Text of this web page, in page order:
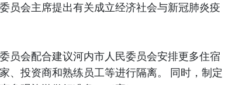
员会主席提出有关成立经济社会与新冠肺炎疫
员会配合建议河内市人民委员会安排更多住宿
、投资商和熟练员工等进行隔离。 同时，制定